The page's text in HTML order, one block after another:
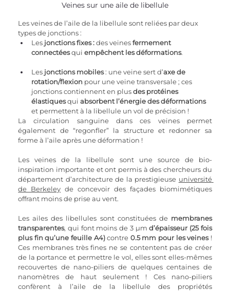
Veines sur une aile de libellule
Les veines de l’aile de la libellule sont reliées par deux
types de jonctions :
Les jonctions fixes : des veines fermement
connectées qui empêchent les déformations.
Les jonctions mobiles : une veine sert d’axe de
rotation/flexion pour une veine transversale ; ces
jonctions contiennent en plus des protéines
élastiques qui absorbent l’énergie des déformations
et permettent à la libellule un vol de précision !
La circulation sanguine dans ces veines permet
également de “regonfler” la structure et redonner sa
forme à l’aile après une déformation !
Les veines de la libellule sont une source de bio-
inspiration importante et ont permis à des chercheurs du
département d’architecture de la prestigieuse université
de Berkeley de concevoir des façades biomimétiques
offrant moins de prise au vent.
Les ailes des libellules sont constituées de membranes
transparentes, qui font moins de 3 µm d’épaisseur (25 fois
plus fin qu’une feuille A4) contre 0.5 mm pour les veines !
Ces membranes très fines ne se contentent pas de créer
de la portance et permettre le vol, elles sont elles-mêmes
recouvertes de nano-piliers de quelques centaines de
nanomètres de haut seulement ! Ces nano-piliers
confèrent à l’aile de la libellule des propriétés